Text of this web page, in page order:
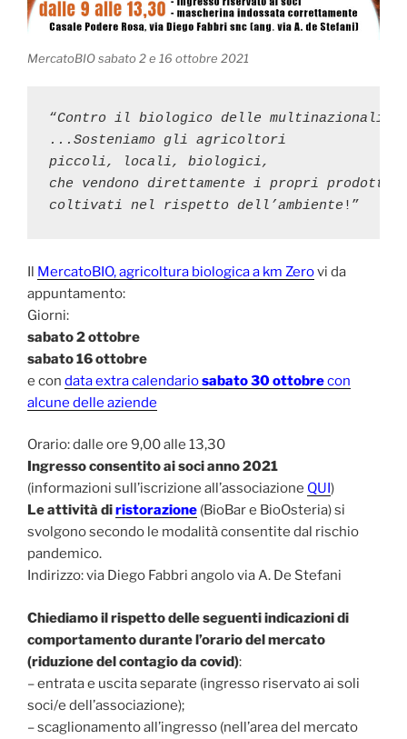
MercatoBIO sabato 2 e 16 ottobre 2021
“Contro il biologico delle multinazionali
...Sosteniamo gli agricoltori
piccoli, locali, biologici,
che vendono direttamente i propri prodotti
coltivati nel rispetto dell’ambiente !”
Il MercatoBIO, agricoltura biologica a km Zerovi da
appuntamento:
Giorni:
sabato 2 ottobre
sabato 16 ottobre
e con data extra calendariosabato 30 ottobrecon
alcune delle aziende
Orario: dalle ore 9,00 alle 13,30
Ingresso consentito ai soci anno 2021
(informazioni sull’iscrizione all’associazione QUI)
Le attività diristorazione (BioBar e BioOsteria) si
svolgono secondo le modalità consentite dal rischio
pandemico.
Indirizzo: via Diego Fabbri angolo via A. De Stefani
Chiediamo il rispetto delle seguenti indicazioni di
comportamento durante l’orario del mercato
(riduzione del contagio da covid):
– entrata e uscita separate (ingresso riservato ai soli
soci/e dell’associazione);
– scaglionamento all’ingresso (nell’area del mercato